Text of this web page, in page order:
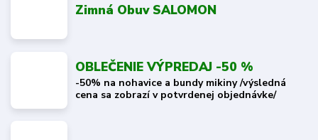
Zimná Obuv SALOMON
OBLEČENIE VÝPREDAJ -50 %
-50% na nohavice a bundy mikiny /výsledná
cena sa zobrazí v potvrdenej objednávke/